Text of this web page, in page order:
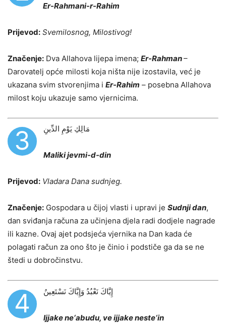
Er-Rahmani-r-Rahim
Prijevod: Svemilosnog, Milostivog!
Značenje: Dva Allahova lijepa imena; Er-Rahman–
Darovatelj opće milosti koja ništa nije izostavila, već je
ukazana svim stvorenjima i Er-Rahim – posebna Allahova
milost koju ukazuje samo vjernicima.
3 مَالِكِ يَوْمِ الدِّينِ
Maliki jevmi-d-din
Prijevod: Vladara Dana sudnjeg.
Značenje: Gospodara u čijoj vlasti i upravi je Sudnji dan,
dan sviđanja računa za učinjena djela radi dodjele nagrade
ili kazne. Ovaj ajet podsjeća vjernika na Dan kada će
polagati račun za ono što je činio i podstiče ga da se ne
štedi u dobročinstvu.
4 إِيَّاكَ نَعْبُدُ وَإِيَّاكَ نَسْتَعِينُ
Ijjake ne‘abudu, ve ijjake neste‘in